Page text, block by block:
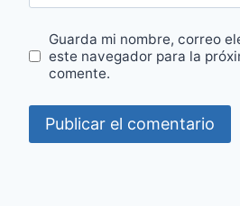
Guarda mi nombre, correo
este navegador para la
comente.